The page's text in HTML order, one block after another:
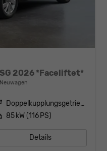
2026 *Faceliftet*
Neuwagen
Doppelkupplungsgetriebe (DSG)
85 kW (116 PS)
Details